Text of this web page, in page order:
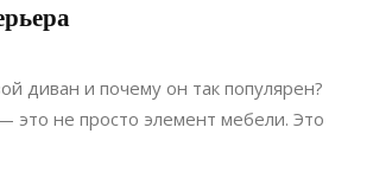
диван и почему он так популярен?
это не просто элемент мебели. Это